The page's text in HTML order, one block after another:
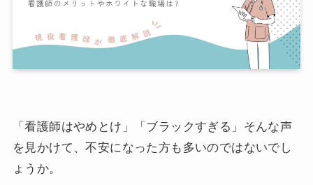
「看護師はやめとけ」「ブラックすぎる」そんな声
を見かけて、不安になった方も多いのではないでし
ょうか。